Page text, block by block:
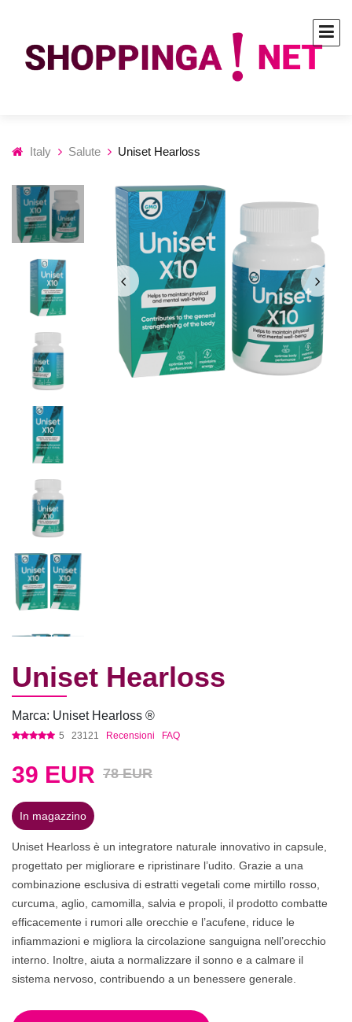
Italy Salute Uniset Hearloss
Uniset Hearloss
Marca: Uniset Hearloss ®
5 23121 Recensioni FAQ
39 EUR 78 EUR
In magazzino
Uniset Hearloss è un integratore naturale innovativo in capsule,
progettato per migliorare e ripristinare l’udito. Grazie a una
combinazione esclusiva di estratti vegetali come mirtillo rosso,
curcuma, aglio, camomilla, salvia e propoli, il prodotto combatte
efficacemente i rumori alle orecchie e l’acufene, riduce le
infiammazioni e migliora la circolazione sanguigna nell’orecchio
interno. Inoltre, aiuta a normalizzare il sonno e a calmare il
sistema nervoso, contribuendo a un benessere generale.